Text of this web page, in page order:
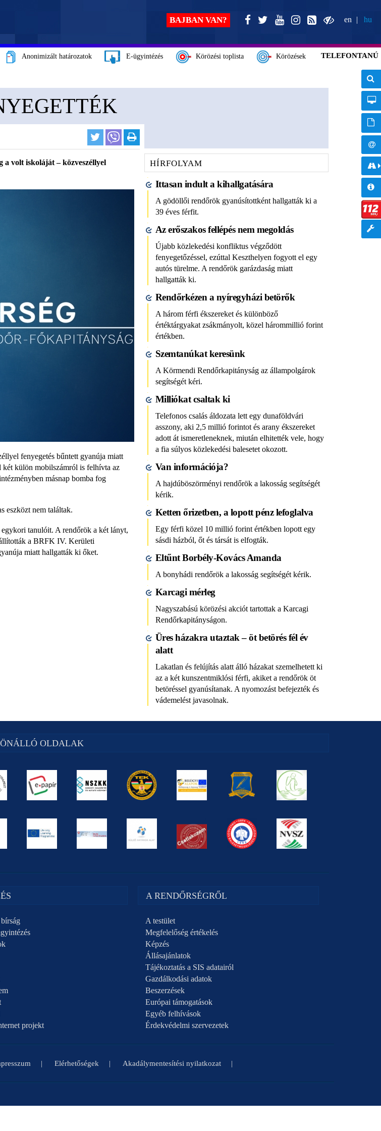
en hu
BAJBAN VAN?
Anonimizált határozatok E-ügyintézés Körözési toplista Körözések TELEFONTANÚ
a volt iskoláját – közveszéllyel
fenyegetés bűntett gyanúja miatt
két külön mobilszámról is felhívta az
másnap bomba fog
eszközt nem találtak.
tanulóit. A rendőrök a két lányt,
a BRFK IV. Kerületi
miatt hallgatták ki őket.
HÍRFOLYAM
Ittasan indult a kihallgatására
A gödöllői rendőrök gyanúsítottként hallgatták ki a
39 éves férfit.
Az erőszakos fellépés nem megoldás
Újabb közlekedési konfliktus végződött
fenyegetőzéssel, ezúttal Keszthelyen fogyott el egy
autós türelme. A rendőrök garázdaság miatt
hallgatták ki.
Rendőrkézen a nyíregyházi betörők
A három férfi ékszereket és különböző
értéktárgyakat zsákmányolt, közel hárommillió forint
értékben.
Szemtanúkat keresünk
A Körmendi Rendőrkapitányság az állampolgárok
segítségét kéri.
Milliókat csaltak ki
Telefonos csalás áldozata lett egy dunaföldvári
asszony, aki 2,5 millió forintot és arany ékszereket
adott át ismeretleneknek, miután elhitették vele, hogy
a fia súlyos közlekedési balesetet okozott.
Van információja?
A hajdúböszörményi rendőrök a lakosság segítségét
kérik.
Ketten őrizetben, a lopott pénz lefoglalva
Egy férfi közel 10 millió forint értékben lopott egy
sásdi házból, őt és társát is elfogták.
Eltűnt Borbély-Kovács Amanda
A bonyhádi rendőrök a lakosság segítségét kérik.
Karcagi mérleg
Nagyszabású körözési akciót tartottak a Karcagi
Rendőrkapitányságon.
Üres házakra utaztak – öt betörés fél év
alatt
Lakatlan és felújítás alatt álló házakat szemelhetett ki
az a két kunszentmiklósi férfi, akiket a rendőrök öt
betöréssel gyanúsítanak. A nyomozást befejezték és
vádemelést javasolnak.
ÖNÁLLÓ OLDALAK
projekt
A RENDŐRSÉGRŐL
A testület
Megfelelőség értékelés
Képzés
Állásajánlatok
Tájékoztatás a SIS adatairól
Gazdálkodási adatok
Beszerzések
Európai támogatások
Egyéb felhívások
Érdekvédelmi szervezetek
Elérhetőségek Akadálymentesítési nyilatkozat